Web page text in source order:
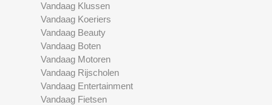
Vandaag Klussen
Vandaag Koeriers
Vandaag Beauty
Vandaag Boten
Vandaag Motoren
Vandaag Rijscholen
Vandaag Entertainment
Vandaag Fietsen